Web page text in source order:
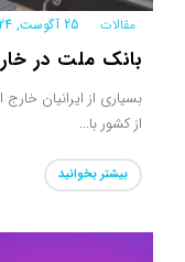
مقالات| 25 آگوست, 2024
بانک ملت در
بسیاری از ایرانیان
از کشور با...
بیشتر بخوانید